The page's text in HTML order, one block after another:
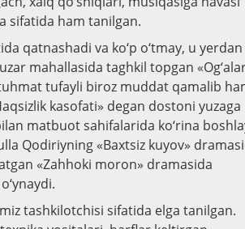
sifatida ham tanilgan.
qatnashadi va ko‘p o‘tmay, u yerdan
mahallasida taghkil topgan
tufayli biroz muddat qamalib
kasofati» degan dostoni yuzaga
matbuot sahifalarida ko‘rina
Qodiriyning «Baxtsiz kuyov»
«Zahhoki moron» dramasida
tashkilotchisi sifatida elga tanilgan.